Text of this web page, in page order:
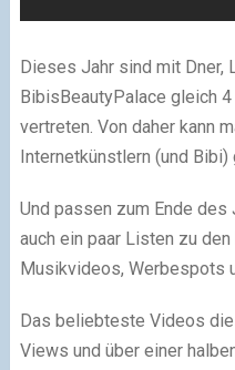
Dieses Jahr sind mit Dner,
BibisBeautyPalace gleich
vertreten. Von daher kann
Internetkünstlern (und
Und passen zum Ende
auch ein paar Listen zu
Musikvideos, Werbespots
Das beliebteste Videos
Views und über einer